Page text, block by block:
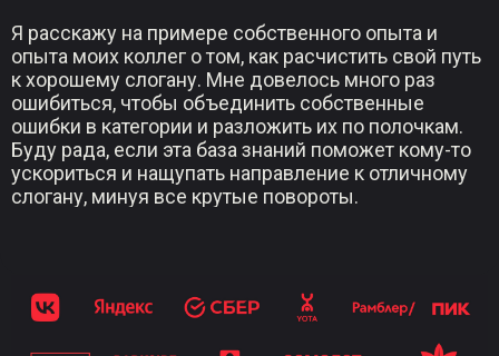
Я расскажу на примере собственного опыта и
опыта моих коллег о том, как расчистить свой путь
к хорошему слогану. Мне довелось много раз
ошибиться, чтобы объединить собственные
ошибки в категории и разложить их по полочкам.
Буду рада, если эта база знаний поможет кому-то
ускориться и нащупать направление к отличному
слогану, минуя все крутые повороты.